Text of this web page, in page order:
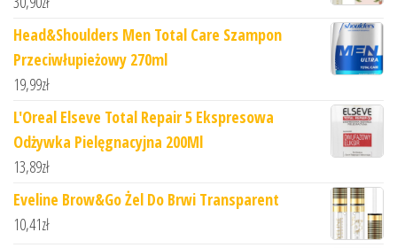
Head&Shoulders Men Total Care Szampon
Przeciwłupieżowy 270ml
19,99zł
L'Oreal Elseve Total Repair 5 Ekspresowa
Odżywka Pielęgnacyjna 200Ml
13,89zł
Eveline Brow&Go Żel Do Brwi Transparent
10,41zł